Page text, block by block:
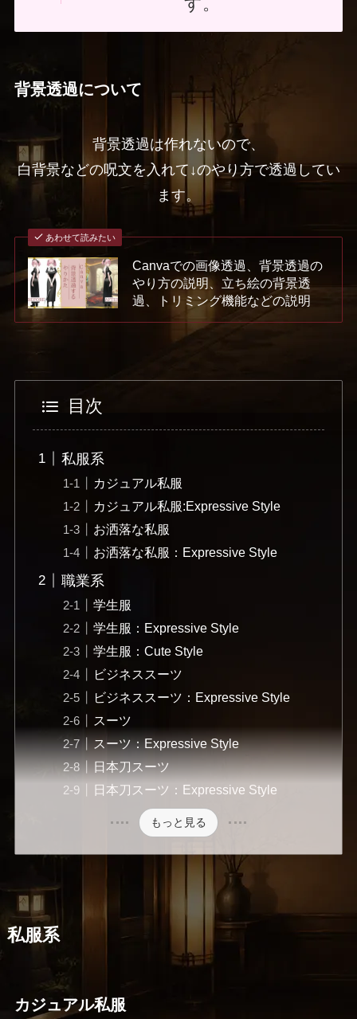
背景透過について
背景透過は作れないので、
白背景などの呪文を入れて↓のやり方で透過してい
ます。
あわせて読みたい
Canvaでの画像透過、背景透過の
やり方の説明、立ち絵の背景透
過、トリミング機能などの説明
目次
私服系
カジュアル私服
カジュアル私服:Expressive Style
お洒落な私服
お洒落な私服：Expressive Style
職業系
学生服
学生服：Expressive Style
学生服：Cute Style
ビジネススーツ
ビジネススーツ：Expressive Style
スーツ
スーツ：Expressive Style
日本刀スーツ
日本刀スーツ：Expressive Style
もっと見る
私服系
カジュアル私服